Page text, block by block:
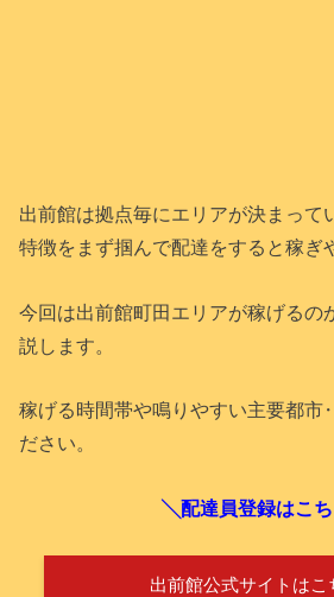
出前館は拠点毎にエリアが決まって
特徴をまず掴んで配達をすると稼ぎ
今回は出前館町田エリアが稼げるの
説します。
稼げる時間帯や鳴りやすい主要都市
ださい。
╲配達員登録はこ
出前館公式サイトはこ